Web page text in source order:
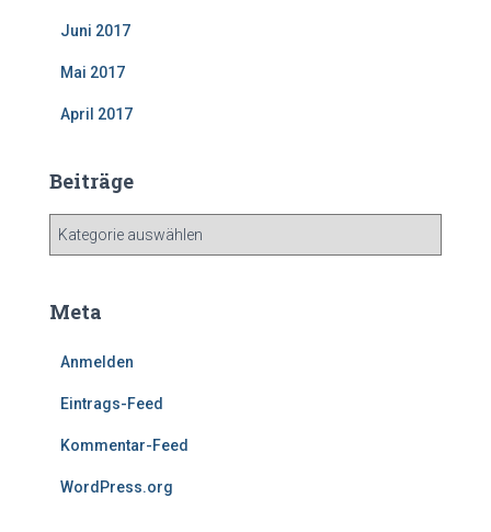
Juni 2017
Mai 2017
April 2017
Beiträge
rMeta
Anmelden
Eintrags-Feed
Kommentar-Feed
WordPress.org